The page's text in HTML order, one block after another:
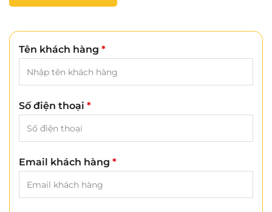
Tên khách hàng *
Số điện thoại *
Email khách hàng *